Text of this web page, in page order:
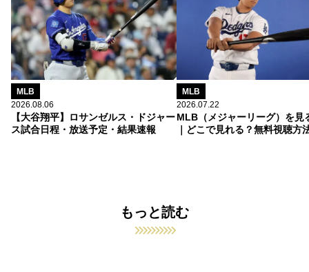
MLB
2026.08.06
【大谷翔平】ロサンゼルス・ドジャー
ス試合日程・放送予定・結果速報
MLB
2026.07.22
MLB（メジャーリーグ）を見
｜どこで見れる？無料視聴方
もっと読む